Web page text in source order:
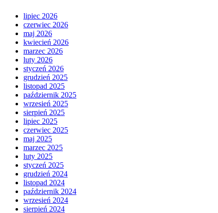
lipiec 2026
czerwiec 2026
maj 2026
kwiecień 2026
marzec 2026
luty 2026
styczeń 2026
grudzień 2025
listopad 2025
październik 2025
wrzesień 2025
sierpień 2025
lipiec 2025
czerwiec 2025
maj 2025
marzec 2025
luty 2025
styczeń 2025
grudzień 2024
listopad 2024
październik 2024
wrzesień 2024
sierpień 2024